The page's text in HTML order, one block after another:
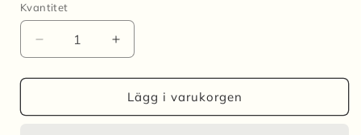
Kvantitet
Kvantitet
Minska
kvantitet
för
MINI
Öka
kvantitet
för
Studs
MINI
Lägg i varukorgen